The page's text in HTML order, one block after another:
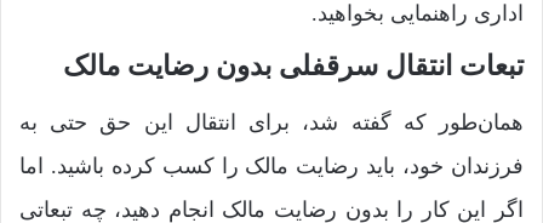
اداری راهنمایی بخواهید.
تبعات انتقال سرقفلی بدون رضایت مالک
همان‌طور که گفته شد، برای انتقال این حق حتی به
فرزندان خود، باید رضایت مالک را کسب کرده باشید. اما
اگر این کار را بدون رضایت مالک انجام دهید، چه تبعاتی